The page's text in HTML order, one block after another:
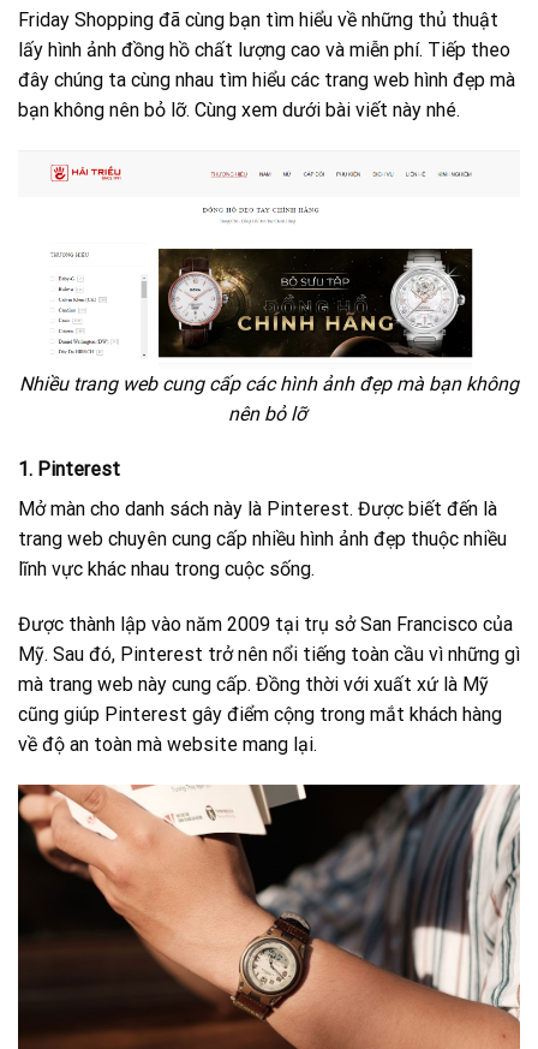
Friday Shopping đã cùng bạn tìm hiểu về những thủ thuật
lấy hình ảnh đồng hồ chất lượng cao và miễn phí. Tiếp theo
đây chúng ta cùng nhau tìm hiểu các trang web hình đẹp mà
bạn không nên bỏ lỡ. Cùng xem dưới bài viết này nhé.
Nhiều trang web cung cấp các hình ảnh đẹp mà bạn không
nên bỏ lỡ
1. Pinterest
Mở màn cho danh sách này là Pinterest. Được biết đến là
trang web chuyên cung cấp nhiều hình ảnh đẹp thuộc nhiều
lĩnh vực khác nhau trong cuộc sống.
Được thành lập vào năm 2009 tại trụ sở San Francisco của
Mỹ. Sau đó, Pinterest trở nên nổi tiếng toàn cầu vì những gì
mà trang web này cung cấp. Đồng thời với xuất xứ là Mỹ
cũng giúp Pinterest gây điểm cộng trong mắt khách hàng
về độ an toàn mà website mang lại.